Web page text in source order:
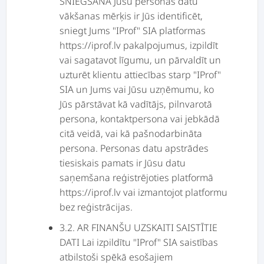
vākšanas mērķis ir Jūs identificēt,
sniegt Jums "IProf" SIA platformas
https://iprof.lv pakalpojumus, izpildīt
vai sagatavot līgumu, un pārvaldīt un
uzturēt klientu attiecības starp "IProf"
SIA un Jums vai Jūsu uzņēmumu, ko
Jūs pārstāvat kā vadītājs, pilnvarotā
persona, kontaktpersona vai jebkādā
citā veidā, vai kā pašnodarbināta
persona. Personas datu apstrādes
tiesiskais pamats ir Jūsu datu
saņemšana reģistrējoties platformā
https://iprof.lv vai izmantojot platformu
bez reģistrācijas.
3.2. AR FINANŠU UZSKAITI SAISTĪTIE
DATI Lai izpildītu "IProf" SIA saistības
atbilstoši spēkā esošajiem